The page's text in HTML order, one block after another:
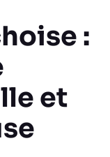
:
et